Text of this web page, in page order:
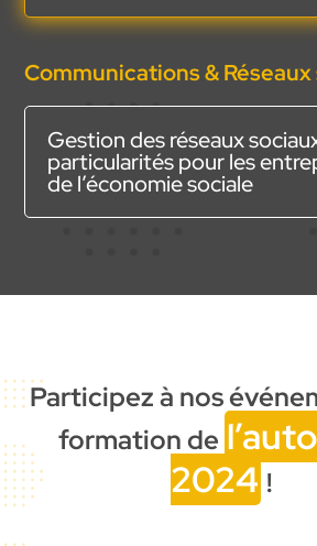
Communications &
Gestion des réseaux
particularités pour les
de l’économie sociale
Participez à nos
formation de
2024 !